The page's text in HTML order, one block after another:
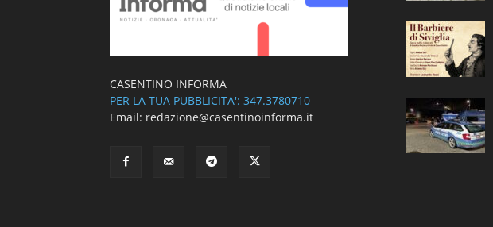
CASENTINO INFORMA
PER LA TUA PUBBLICITA': 347.3780710
Email: redazione@casentinoinforma.it